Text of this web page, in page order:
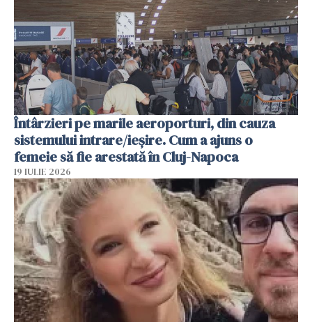
Întârzieri pe marile aeroporturi, din cauza
sistemului intrare/ieșire. Cum a ajuns o
femeie să fie arestată în Cluj-Napoca
19 IULIE 2026